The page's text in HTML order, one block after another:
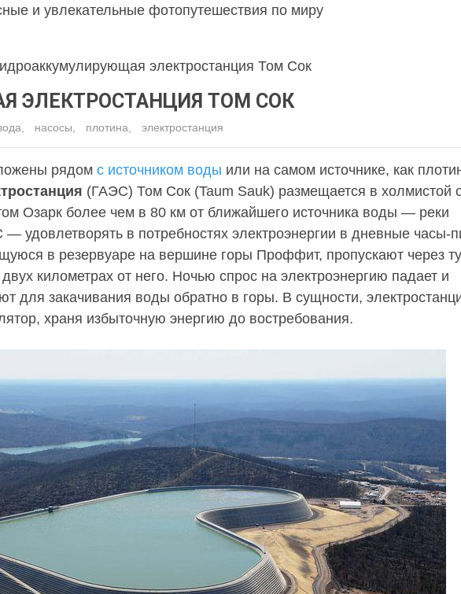
и увлекательные фотопутешествия по миру
электростанция Том Сок
ЭЛЕКТРОСТАНЦИЯ ТОМ СОК
насосы плотина электростанция
рядом с источником воды или на самом источнике, как
(ГАЭС) Том Сок (Taum Sauk) размещается в холмистой
Озарк более чем в 80 км от ближайшего источника воды — реки
удовлетворять в потребностях электроэнергии в дневные часы-
в резервуаре на вершине горы Проффит, пропускают через
километрах от него. Ночью спрос на электроэнергию падает и
для закачивания воды обратно в горы. В сущности,
храня избыточную энергию до востребования.